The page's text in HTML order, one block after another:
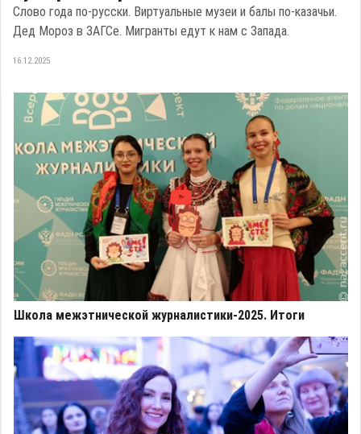
Слово года по-русски. Виртуальные музеи и балы по-казачьи.
Дед Мороз в ЗАГСе. Мигранты едут к нам с Запада.
16.12.2025
Школа межэтнической журналистики-2025. Итоги